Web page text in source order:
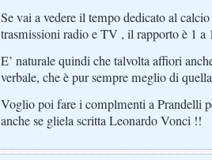
Se vai a vedere il tempo dedicato al
trasmissioni radio e TV , il rapporto è 1 a
E’ naturale quindi che talvolta affiori
verbale, che è pur sempre meglio di
Voglio poi fare i complmenti a Prandelli
anche se gliela scritta Leonardo Vonci !!